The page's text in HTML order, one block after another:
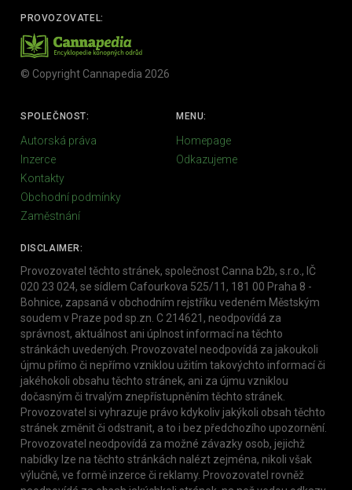
PROVOZOVATEL:
© Copyright Cannapedia 2026
SPOLEČNOST:
Autorská práva
Inzerce
Kontakty
Obchodní podmínky
Zaměstnání
MENU:
Homepage
Odkazujeme
DISCLAIMER:
Provozovatel těchto stránek, společnost Canna b2b, s.r.o., IČ
020 23 024, se sídlem Cafourkova 525/11, 181 00 Praha 8 -
Bohnice, zapsaná v obchodním rejstříku vedeném Městským
soudem v Praze pod sp.zn. C 214621, neodpovídá za
správnost, aktuálnost ani úplnost informací na těchto
stránkách uvedených. Provozovatel neodpovídá za jakoukoli
újmu přímo či nepřímo vzniklou užitím takovýchto informací či
jakéhokoli obsahu těchto stránek, ani za újmu vzniklou
dočasným či trvalým znepřístupněním těchto stránek.
Provozovatel si vyhrazuje právo kdykoliv jakýkoli obsah těchto
stránek změnit či odstranit, a to i bez předchozího upozornění.
Provozovatel neodpovídá za možné závazky osob, jejichž
nabídky lze na těchto stránkách nalézt zejména, nikoli však
výlučně, ve formě inzerce či reklamy. Provozovatel rovněž